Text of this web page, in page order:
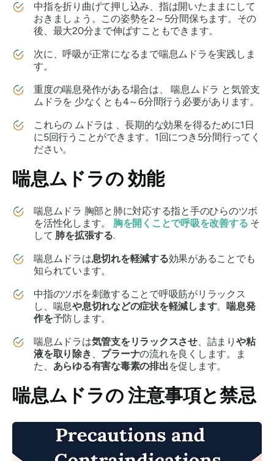
中指を折り曲げて押し込み、指は開いたままにして
おきましょう。この姿勢を2～5分間保ちます。その
後、最大20分まで伸ばすこともできます。
次に、呼吸が正常になるまで喘息ムドラを実践しま
す。
重度の喘息発作がある場合は、喘息ムドラ と気管支
ムドラを 少なくとも4～6分間行う必要があります。
これらの ムドラは 、長期的な効果を得るために1日
に5回行うことができます。1回につき5分間行ってく
ださい。
喘息ムドラの効能
喘息ムドラ 胸部と肺に対応する指と手のひらのツボ
を活性化します。 胸を開くことで呼吸を改善する そ
して 肺を拡張する.
喘息ムドラは息切れを軽減する効果があることでも
知られています。
中指のツボを刺激することで呼吸筋がリラックス
し、喘息や息切れなどの症状を軽減します。喘息発
作を予防します。
喘息ムドラは気管支をリラックスさせ、詰まり や粘
液を取り除き 、 プラーナの流れを良くします。
ま
た、 あらゆる有害な毒素の排出を促します。
喘息ムドラの注意事項と禁忌